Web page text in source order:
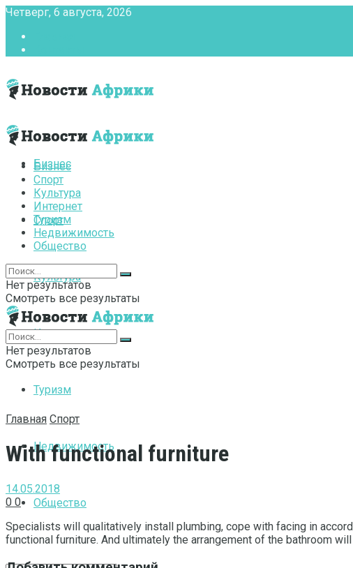
Четверг, 6 августа, 2026
Бизнес
Спорт
Культура
Интернет
Туризм
Недвижимость
Общество
Бизнес
Спорт
Культура
Интернет
Туризм
Недвижимость
Общество
Нет результатов
Смотреть все результаты
Нет результатов
Смотреть все результаты
Главная Спорт
With functional furniture
14.05.2018
0 0
Specialists will qualitatively install plumbing, cope with facing in
functional furniture. And ultimately the arrangement of the bathroom